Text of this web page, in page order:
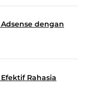
dengan
Rahasia